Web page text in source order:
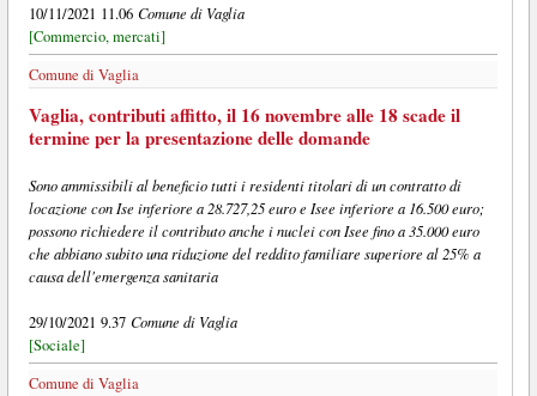
10/11/2021 11.06 Comune di Vaglia
[Commercio, mercati]
Comune di Vaglia
Vaglia, contributi affitto, il 16 novembre alle 18 scade il
termine per la presentazione delle domande
Sono ammissibili al beneficio tutti i residenti titolari di un contratto di
locazione con Ise inferiore a 28.727,25 euro e Isee inferiore a 16.500 euro;
possono richiedere il contributo anche i nuclei con Isee fino a 35.000 euro
che abbiano subito una riduzione del reddito familiare superiore al 25% a
causa dell'emergenza sanitaria
29/10/2021 9.37 Comune di Vaglia
[Sociale]
Comune di Vaglia